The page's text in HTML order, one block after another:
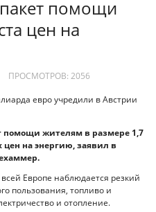
помощи
цен на
ПРОСМОТРОВ: 2056
евро учредили в Австрии
помощи жителям в размере 1,7
на энергию, заявил в
Европе наблюдается резкий
пользования, топливо и
и отопление.